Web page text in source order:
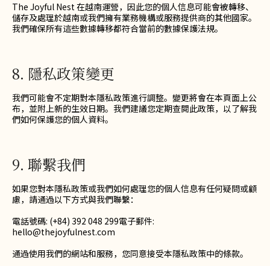
The Joyful Nest 在越南運營，因此您的個人信息可能會被轉移、
儲存及處理於越南或我們擁有業務機構或服務提供商的其他國家。
我們確保所有這些數據轉移都符合當前的數據保護法規。
8. 隱私政策變更
我們可能會不定期對本隱私政策進行調整。變更將會在本頁面上公
布，並附上新的生效日期。我們建議您定期查閱此政策，以了解我
們如何保護您的個人資料。
9. 聯繫我們
如果您對本隱私政策或我們如何處理您的個人信息有任何疑問或顧
慮，請通過以下方式與我們聯繫：
電話號碼: (+84) 392 048 299電子郵件:
hello@thejoyfulnest.com
通過使用我們的網站和服務，您同意接受本隱私政策中的條款。